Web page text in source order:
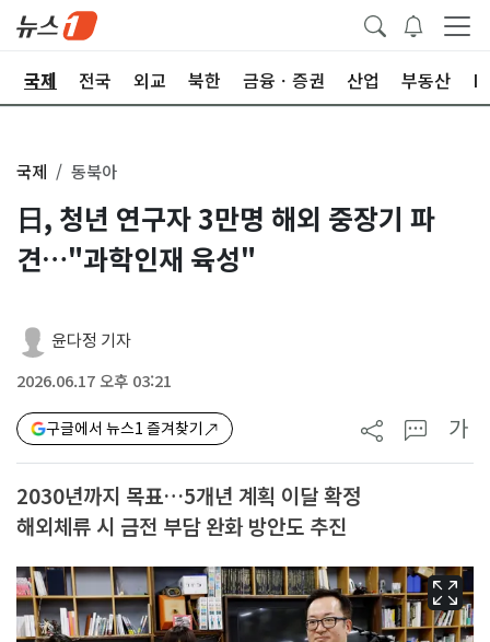
국제 전국 외교 북한 금융ㆍ증권 산업 부동산
국제 동북아
日, 청년 연구자 3만명 해외 중장기 파
견…"과학인재 육성"
윤다정 기자
2026.06.17 오후 03:21
구글에서 뉴스1 즐겨찾기 가
2030년까지 목표…5개년 계획 이달 확정
해외체류 시 금전 부담 완화 방안도 추진